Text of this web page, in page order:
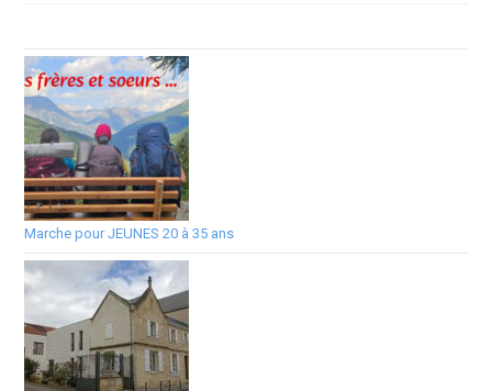
Marche pour JEUNES 20 à 35 ans